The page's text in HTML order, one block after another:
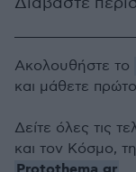
Ακολουθήστε το
και μάθετε
Δείτε όλες τις
και τον Κόσμο,